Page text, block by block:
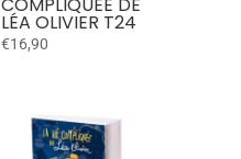
LÉA OLIVIER T24
€16,90